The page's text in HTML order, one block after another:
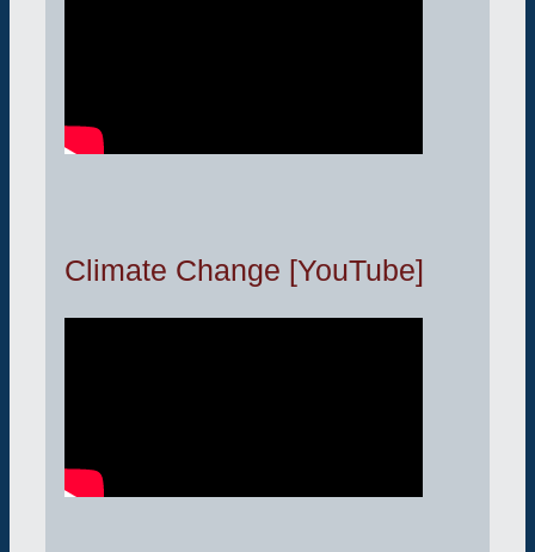
Climate Change [YouTube]